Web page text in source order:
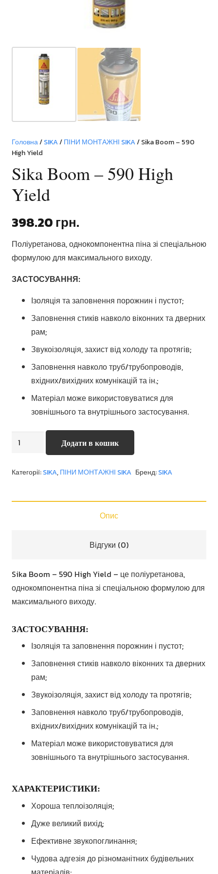
Головна/SIKA/ПІНИ МОНТАЖНІ SIKA/ Sika Boom – 590
High Yield
Sika Boom – 590 High
Yield
398.20грн.
Поліуретанова, однокомпонентна піна зі спеціальною
формулою для максимального виходу.
ЗАСТОСУВАННЯ:
Ізоляція та заповнення порожнин і пустот;
Заповнення стиків навколо віконних та дверних
рам;
Звукоізоляція, захист від холоду та протягів;
Заповнення навколо труб/трубопроводів,
вхідних/вихідних комунікацій та ін.;
Матеріал може використовуватися для
зовнішнього та внутрішнього застосування.
Sika
Додати в кошик
Категорії:SIKA,ПІНИ МОНТАЖНІ SIKA Бренд:SIKA
Опис
Відгуки (0)
Sika Boom – 590 High Yield – це поліуретанова,
однокомпонентна піна зі спеціальною формулою для
максимального виходу.
ЗАСТОСУВАННЯ:
Ізоляція та заповнення порожнин і пустот;
Заповнення стиків навколо віконних та дверних
рам;
Звукоізоляція, захист від холоду та протягів;
Заповнення навколо труб/трубопроводів,
вхідних/вихідних комунікацій та ін.;
Матеріал може використовуватися для
зовнішнього та внутрішнього застосування.
ХАРАКТЕРИСТИКИ:
Хороша теплоізоляція;
Дуже великий вихід;
Ефективне звукопоглинання;
Чудова адгезія до різноманітних будівельних